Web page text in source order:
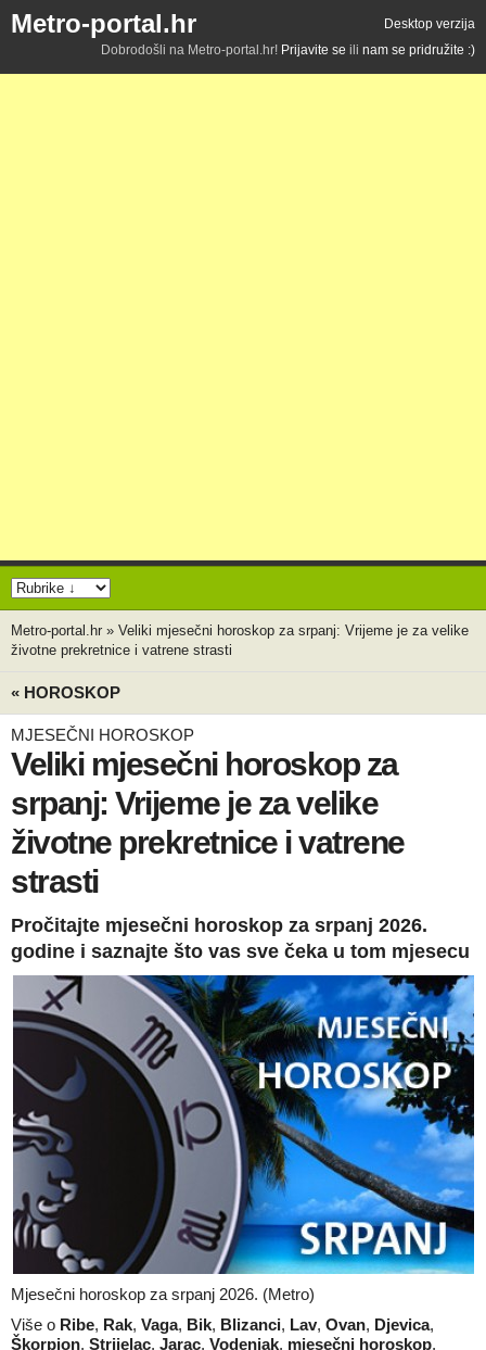
Metro-portal.hr
Desktop verzija
Dobrodošli na Metro-portal.hr! Prijavite se ili nam se pridružite :)
Metro-portal.hr » Veliki mjesečni horoskop za srpanj: Vrijeme je za velike
životne prekretnice i vatrene strasti
« HOROSKOP
MJESEČNI HOROSKOP
Veliki mjesečni horoskop za
srpanj: Vrijeme je za velike
životne prekretnice i vatrene
strasti
Pročitajte mjesečni horoskop za srpanj 2026.
godine i saznajte što vas sve čeka u tom mjesecu
Mjesečni horoskop za srpanj 2026. (Metro)
Više o Ribe, Rak, Vaga, Bik, Blizanci, Lav, Ovan, Djevica,
Škorpion, Strijelac, Jarac, Vodenjak, mjesečni horoskop,